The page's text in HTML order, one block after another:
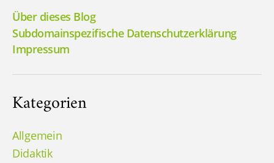
Über dieses Blog
Subdomainspezifische Datenschutzerklärung
Impressum
Kategorien
Allgemein
Didaktik